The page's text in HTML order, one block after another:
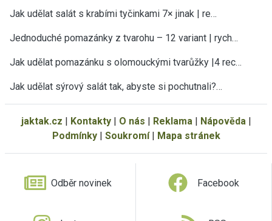
Jak udělat salát s krabími tyčinkami 7× jinak | re…
Jednoduché pomazánky z tvarohu – 12 variant | rych…
Jak udělat pomazánku s olomouckými tvarůžky |4 rec…
Jak udělat sýrový salát tak, abyste si pochutnali?…
jaktak.cz | Kontakty| O nás | Reklama| Nápověda|
Podmínky| Soukromí| Mapa stránek
Odběr novinek Facebook